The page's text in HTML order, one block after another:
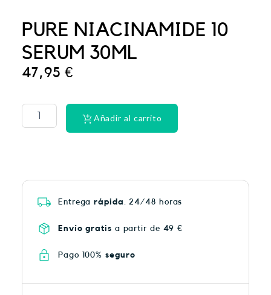
PURE NIACINAMIDE 10
SERUM 30ML
47,95€
ULTRA
HEAT
PLUS
Añadir al carrito
Entregarápida . 24/48 horas
Envío gratis a partir de 49 €
Pago 100% seguro